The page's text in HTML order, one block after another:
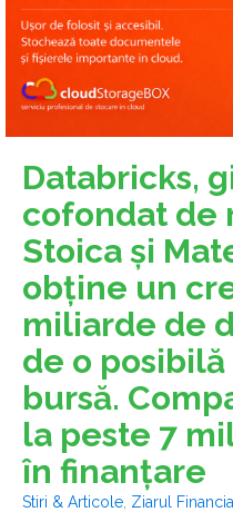
Databricks,
cofondat de
Stoica şi
obţine un
miliarde de
de o
bursă.
la peste 7
în finanţare
Stiri & Articole Ziarul